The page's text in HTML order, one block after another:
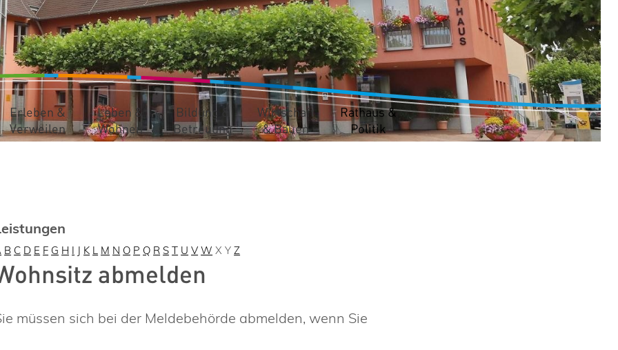
Erleben &
Verweilen
Leben &
Wohnen
Bildung &
Betreuung
Wirtschaft
& Bauen
Rathaus &
Politik
B C D E F G H I J K L M N O P Q R S T U V W X Y Z
abmelden
müssen sich bei der Meldebehörde abmelden, wenn Sie